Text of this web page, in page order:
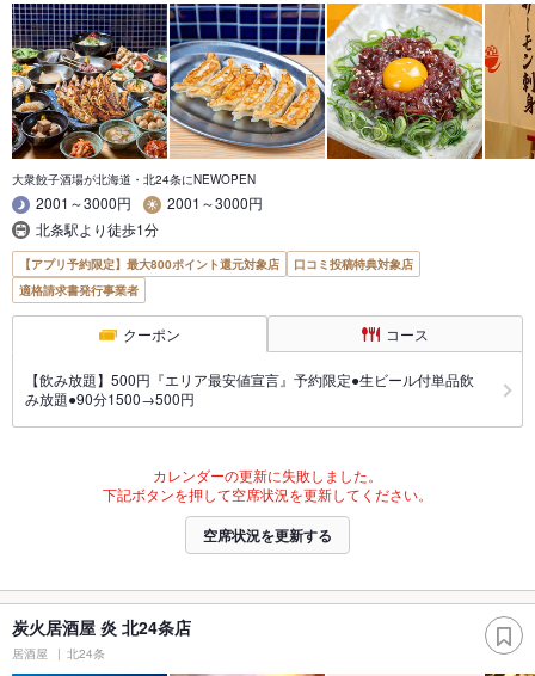
大衆餃子酒場が北海道・北24条にNEWOPEN
2001～3000円
2001～3000円
北条駅より徒歩1分
【アプリ予約限定】最大800ポイント還元対象店
口コミ投稿特典対象店
適格請求書発行事業者
クーポン コース
【飲み放題】500円『エリア最安値宣言』予約限定●生ビール付単品飲
み放題●90分1500→500円
カレンダーの更新に失敗しました。
下記ボタンを押して空席状況を更新してください。
空席状況を更新する
炭火居酒屋 炎 北24条店
居酒屋 北24条